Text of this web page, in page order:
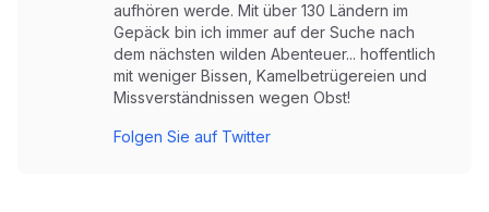
aufhören werde. Mit über 130 Ländern im
Gepäck bin ich immer auf der Suche nach
dem nächsten wilden Abenteuer... hoffentlich
mit weniger Bissen, Kamelbetrügereien und
Missverständnissen wegen Obst!
Folgen Sie auf Twitter